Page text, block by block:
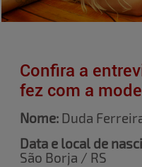
Confira a
fez com a
Nome: Duda
Data e local de
São Borja / RS